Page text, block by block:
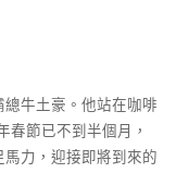
總牛土豪。他站在咖啡
春節已不到半個月，
馬力，迎接即將到來的